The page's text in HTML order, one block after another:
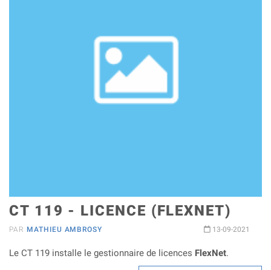
CT 119 - LICENCE (FLEXNET)
PAR MATHIEU AMBROSY 13-09-2021
Le CT 119 installe le gestionnaire de licences FlexNet.